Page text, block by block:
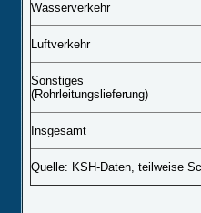
Wasserverkehr
Luftverkehr
Sonstiges
(Rohrleitungslieferung)
Insgesamt
Quelle: KSH-Daten, teilweise